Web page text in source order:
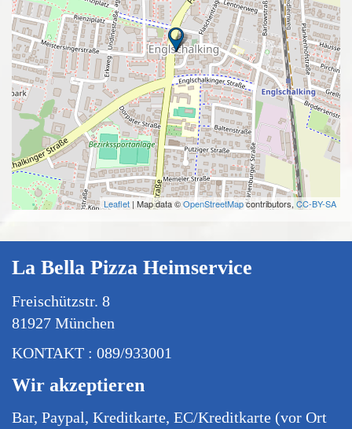
Leaflet | Map data ©OpenStreetMapcontributors, CC-BY-SA
La Bella Pizza Heimservice
Freischützstr. 8
81927 München
KONTAKT : 089/933001
Wir akzeptieren
Bar, Paypal, Kreditkarte, EC/Kreditkarte (vor Ort